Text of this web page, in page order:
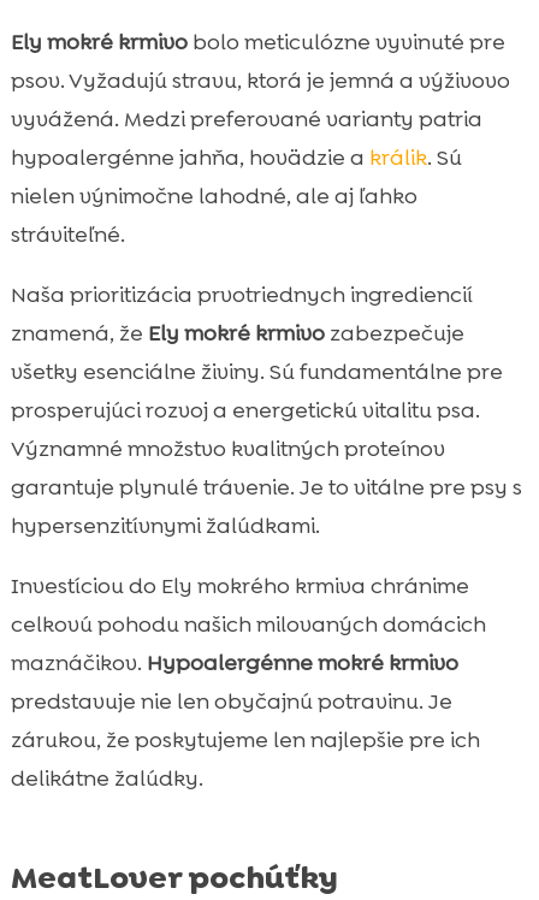
Ely mokré krmivobolo meticulózne vyvinuté pre
psov. Vyžadujú stravu, ktorá je jemná a výživovo
vyvážená. Medzi preferované varianty patria
hypoalergénne jahňa, hovädzie a králik. Sú
nielen výnimočne lahodné, ale aj ľahko
stráviteľné.
Naša prioritizácia prvotriednych ingrediencií
znamená, že Ely mokré krmivozabezpečuje
všetky esenciálne živiny. Sú fundamentálne pre
prosperujúci rozvoj a energetickú vitalitu psa.
Významné množstvo kvalitných proteínov
garantuje plynulé trávenie. Je to vitálne pre psy s
hypersenzitívnymi žalúdkami.
Investíciou do Ely mokrého krmiva chránime
celkovú pohodu našich milovaných domácich
maznáčikov. Hypoalergénne mokré krmivo
predstavuje nie len obyčajnú potravinu. Je
zárukou, že poskytujeme len najlepšie pre ich
delikátne žalúdky.
MeatLover pochúťky